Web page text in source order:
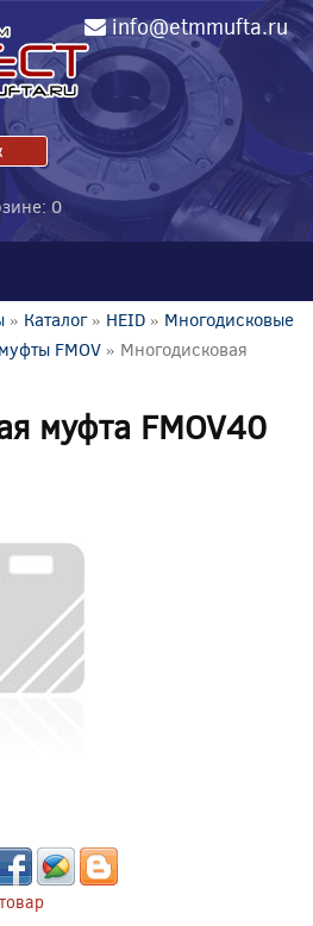
info@etmmufta.ru
0
» Каталог» HEID » Многодисковые
FMOV » Многодисковая
муфта FMOV40